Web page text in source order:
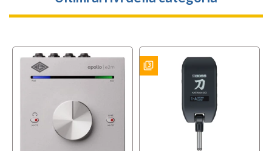
BUNDLES filter_3